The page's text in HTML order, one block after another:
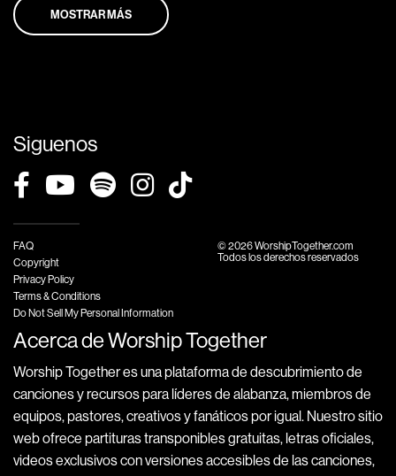
MOSTRAR MÁS
Siguenos
FAQ
Copyright
Privacy Policy
Terms & Conditions
Do Not Sell My Personal Information
© 2026 WorshipTogether.com
Todos los derechos reservados
Acerca de Worship Together
Worship Together es una plataforma de descubrimiento de
canciones y recursos para líderes de alabanza, miembros de
equipos, pastores, creativos y fanáticos por igual. Nuestro sitio
web ofrece partituras transponibles gratuitas, letras oficiales,
videos exclusivos con versiones accesibles de las canciones,